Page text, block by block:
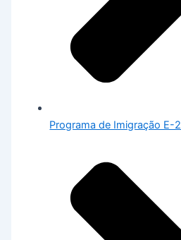
Programa de Imigração E-2